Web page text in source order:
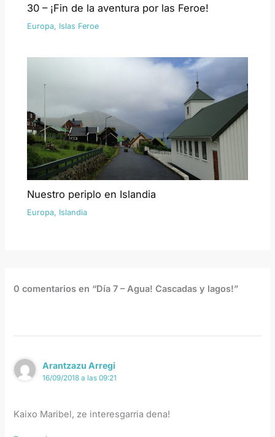
30 – ¡Fin de la aventura por las Feroe!
Europa, Islas Feroe
Nuestro periplo en Islandia
Europa, Islandia
0 comentarios en “Día 7 – Agua! Cascadas y lagos!”
Arantzazu Arregi
16/09/2018 a las 09:21
Kaixo Maribel, ze interesgarria dena!